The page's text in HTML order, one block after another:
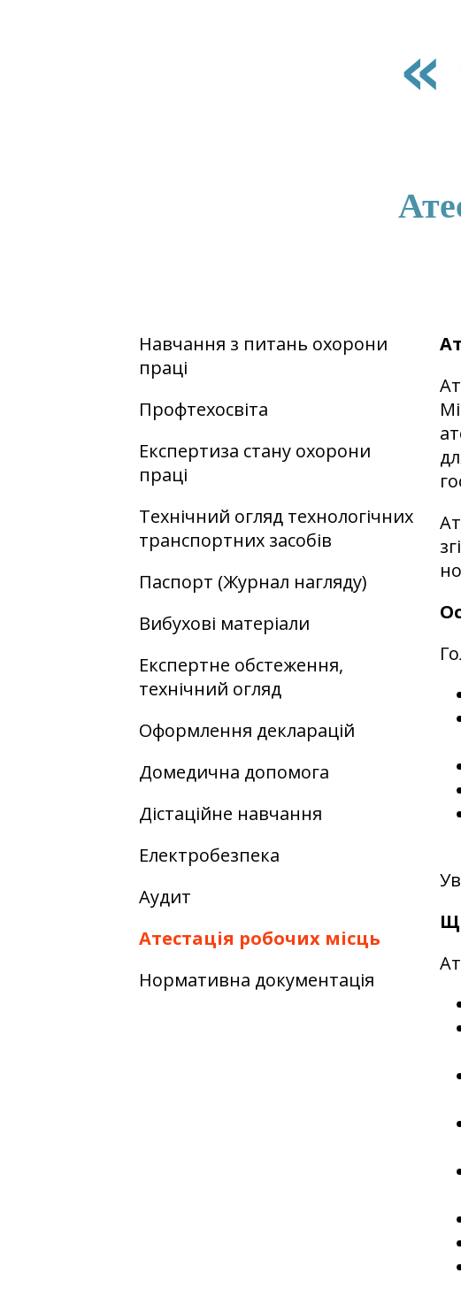
Навчання з питань охорони
праці
Профтехосвіта
Експертиза стану охорони
праці
Технічний огляд технологічних
транспортних засобів
Паспорт (Журнал нагляду)
Вибухові матеріали
Експертне обстеження,
технічний огляд
Оформлення декларацій
Домедична допомога
Дістаційне навчання
Електробезпека
Аудит
Атестація робочих місць
Нормативна документація